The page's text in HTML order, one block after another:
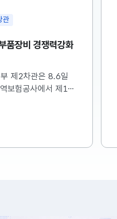
관
품장비 경쟁력강화
제2차관은 8.6일
보험공사에서 제16
기 바랍니다....